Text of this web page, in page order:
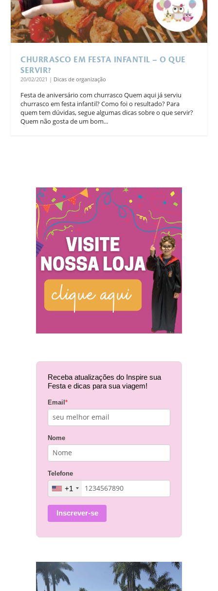
CHURRASCO EM FESTA INFANTIL – O QUE
SERVIR?
20/02/2021 | Dicas de organização
Festa de aniversário com churrasco Quem aqui já serviu
churrasco em festa infantil? Como foi o resultado? Para
quem tem dúvidas, segue algumas dicas sobre o que servir?
Quem não gosta de um bom...
Receba atualizações do Inspire sua
Festa e dicas para sua viagem!
Email *
Nome
Telefone
+1
Inscrever-se